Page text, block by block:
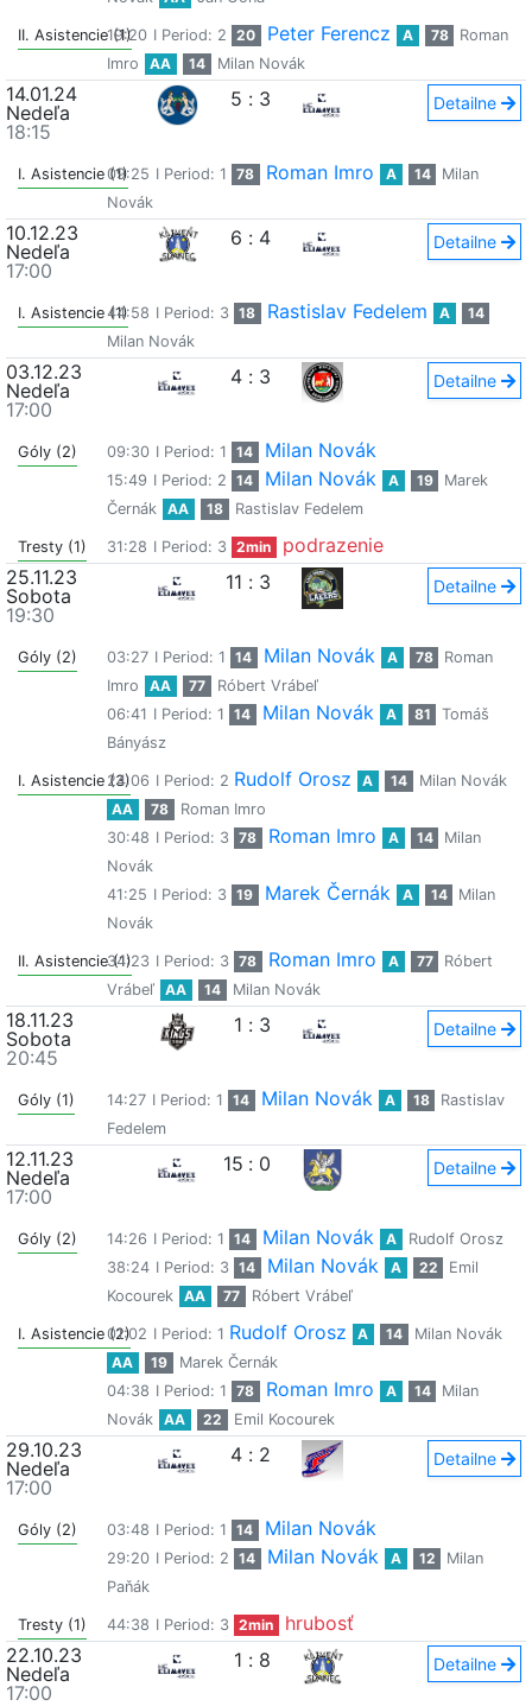
II. Asistencie (1)
19:20 I Period: 2 20 Peter Ferencz A 78
Roman
Imro
AA 14 Milan Novák
14.01.24
Nedeľa
18:15
5 : 3 Detailne
I. Asistencie (1)09:25 I Period: 1 78 Roman Imro A 14
Milan
Novák
10.12.23
Nedeľa
17:00
6 : 4 Detailne
I. Asistencie (1)44:58 I Period: 3 18 Rastislav Fedelem A
14
Milan Novák
03.12.23
Nedeľa
17:00
4 : 3 Detailne
Góly (2) 09:30 I Period: 1 14 Milan Novák
15:49 I Period: 2 14 Milan Novák A 19
Marek
Černák
AA 18 Rastislav Fedelem
Tresty (1) 31:28 I Period: 3 2min
podrazenie
25.11.23
Sobota
19:30
11 : 3 Detailne
Góly (2) 03:27 I Period: 1 14 Milan Novák A 78
Roman
Imro
AA 77
Róbert Vrábeľ
06:41 I Period: 1 14 Milan Novák A 81
Tomáš
Bányász
I. Asistencie (3)24:06 I Period: 2 Rudolf Orosz A 14
Milan Novák
AA
78
Roman Imro
30:48 I Period: 3 78 Roman Imro A 14
Milan
Novák
41:25 I Period: 3 19 Marek Černák A 14
Milan
Novák
II. Asistencie (1)
34:23 I Period: 3 78 Roman Imro A 77
Róbert
Vrábeľ
AA 14 Milan Novák
18.11.23
Sobota
20:45
1 : 3 Detailne
Góly (1) 14:27 I Period: 1 14 Milan Novák A 18
Rastislav
Fedelem
12.11.23
Nedeľa
17:00
15 : 0 Detailne
Góly (2) 14:26 I Period: 1 14 Milan Novák A
Rudolf Orosz
38:24 I Period: 3 14 Milan Novák A 22
Emil
Kocourek
AA 77 Róbert Vrábeľ
I. Asistencie (2)
01:02 I Period: 1 Rudolf Orosz A 14
Milan Novák
AA
19
Marek Černák
04:38 I Period: 1 78 Roman Imro A 14
Milan
Novák
AA 22 Emil Kocourek
29.10.23
Nedeľa
17:00
4 : 2 Detailne
Góly (2) 03:48 I Period: 1 14 Milan Novák
29:20 I Period: 2 14 Milan Novák A 12
Milan
Paňák
Tresty (1) 44:38 I Period: 3 2min
hrubosť
22.10.23
Nedeľa
17:00
1 : 8 Detailne